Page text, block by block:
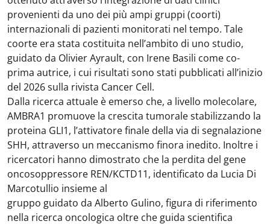
provenienti da uno dei più ampi gruppi (coorti)
internazionali di pazienti monitorati nel tempo. Tale
coorte era stata costituita nell’ambito di uno studio,
guidato da Olivier Ayrault, con Irene Basili come co-
prima autrice, i cui risultati sono stati pubblicati all’inizio
del 2026 sulla rivista Cancer Cell.
Dalla ricerca attuale è emerso che, a livello molecolare,
AMBRA1 promuove la crescita tumorale stabilizzando la
proteina GLI1, l’attivatore finale della via di segnalazione
SHH, attraverso un meccanismo finora inedito. Inoltre i
ricercatori hanno dimostrato che la perdita del gene
oncosoppressore REN/KCTD11, identificato da Lucia Di
Marcotullio insieme al
gruppo guidato da Alberto Gulino, figura di riferimento
nella ricerca oncologica oltre che guida scientifica